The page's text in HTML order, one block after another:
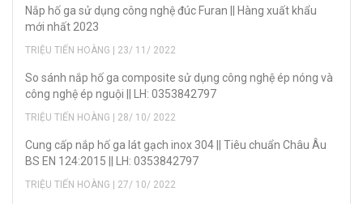
Nắp hố ga sử dụng công nghệ đúc Furan || Hàng xuất khẩu
mới nhất 2023
TRIỆU TIẾN HOÀNG | 23/ 11/ 2022
So sánh nắp hố ga composite sử dụng công nghệ ép nóng và
công nghệ ép nguội || LH: 0353842797
TRIỆU TIẾN HOÀNG | 28/ 10/ 2022
Cung cấp nắp hố ga lát gạch inox 304 || Tiêu chuẩn Châu Âu
BS EN 124:2015 || LH: 0353842797
TRIỆU TIẾN HOÀNG | 27/ 10/ 2022